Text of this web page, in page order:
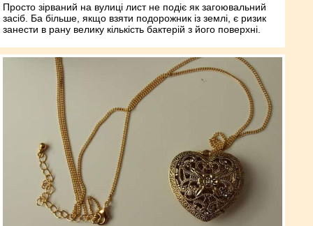
Просто зірваний на вулиці лист не подіє як загоювальний
засіб. Ба більше, якщо взяти подорожник із землі, є ризик
занести в рану велику кількість бактерій з його поверхні.